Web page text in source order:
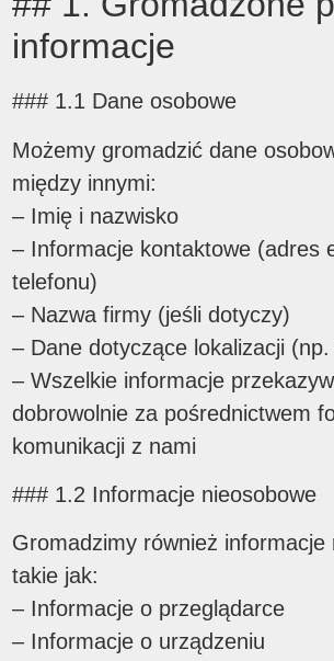
informacje
### 1.1 Dane osobowe
Możemy gromadzić dane
między innymi:
– Imię i nazwisko
– Informacje kontaktowe (adres
telefonu)
– Nazwa firmy (jeśli dotyczy)
– Dane dotyczące lokalizacji
– Wszelkie informacje
dobrowolnie za pośrednictwem
komunikacji z nami
### 1.2 Informacje nieosobowe
Gromadzimy również informacje
takie jak:
– Informacje o przeglądarce
– Informacje o urządzeniu